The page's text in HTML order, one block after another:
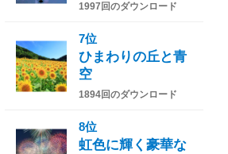
1997回のダウンロード
7位
ひまわりの丘と青
空
1894回のダウンロード
8位
虹色に輝く豪華な